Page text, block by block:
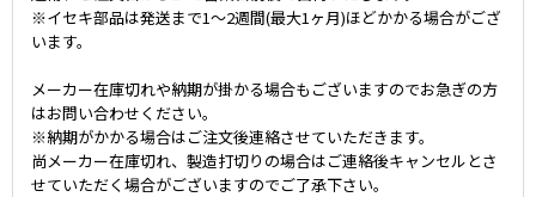
※イセキ部品は発送まで1～2週間(最大1ヶ月)ほどかかる場合がござ
います。
メーカー在庫切れや納期が掛かる場合もございますのでお急ぎの方
はお問い合わせください。
※納期がかかる場合はご注文後連絡させていただきます。
尚メーカー在庫切れ、製造打切りの場合はご連絡後キャンセルとさ
せていただく場合がございますのでご了承下さい。